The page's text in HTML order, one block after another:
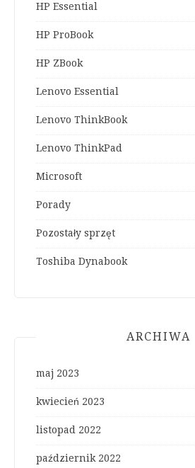
HP Essential
HP ProBook
HP ZBook
Lenovo Essential
Lenovo ThinkBook
Lenovo ThinkPad
Microsoft
Porady
Pozostały sprzęt
Toshiba Dynabook
ARCHIWA
maj 2023
kwiecień 2023
listopad 2022
październik 2022